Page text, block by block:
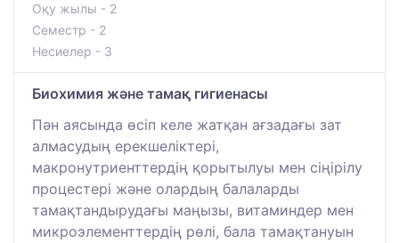
Оқу жылы - 2
Семестр - 2
Несиелер - 3
Биохимия және тамақ гигиенасы
Пән аясында өсіп келе жатқан ағзадағы зат
алмасудың ерекшеліктері,
макронутриенттердің қорытылуы мен сіңірілу
процестері және олардың балаларды
тамақтандырудағы маңызы, витаминдер мен
микроэлементтердің рөлі, бала тамақтануын